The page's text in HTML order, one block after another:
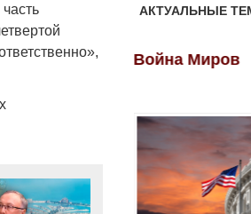
АКТУАЛЬНЫЕ
Война Миров